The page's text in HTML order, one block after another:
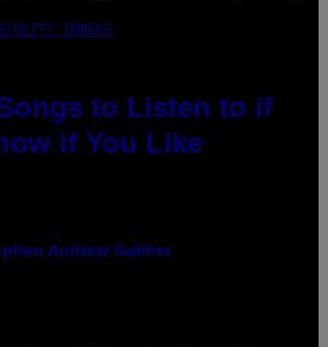
GETTY IMAGES
to Listen to if
if You Like
Andrew Galiher